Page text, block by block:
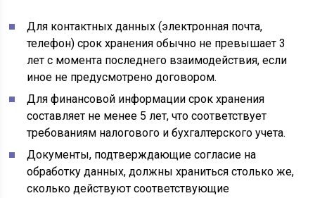
Для контактных данных (электронная почта,
телефон) срок хранения обычно не превышает 3
лет с момента последнего взаимодействия, если
иное не предусмотрено договором.
Для финансовой информации срок хранения
составляет не менее 5 лет, что соответствует
требованиям налогового и бухгалтерского учета.
Документы, подтверждающие согласие на
обработку данных, должны храниться столько же,
сколько действуют соответствующие